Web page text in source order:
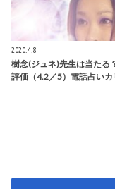
2020.4.8
樹念(ジュネ)先生は当たる
評価（4.2／5）電話占いカ